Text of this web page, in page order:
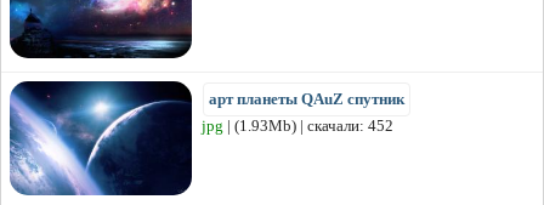
арт планеты QAuZ спутник
jpg | (1.93Mb) | скачали: 452